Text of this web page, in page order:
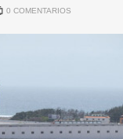
0 COMENTARIOS